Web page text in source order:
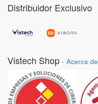
Distribuidor Exclusivo
Vistech Shop - Acerca de